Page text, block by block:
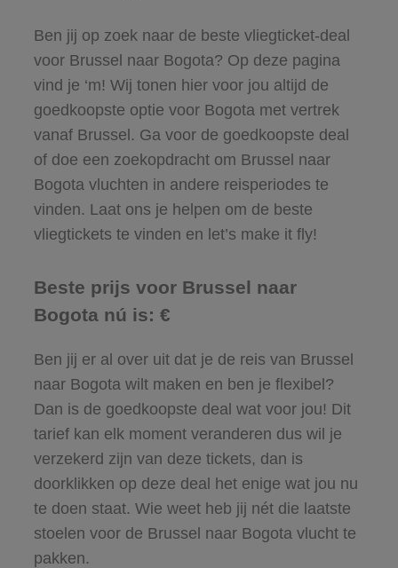
Ben jij op zoek naar de beste vliegticket-deal
voor Brussel naar Bogota? Op deze pagina
vind je ‘m! Wij tonen hier voor jou altijd de
goedkoopste optie voor Bogota met vertrek
vanaf Brussel. Ga voor de goedkoopste deal
of doe een zoekopdracht om Brussel naar
Bogota vluchten in andere reisperiodes te
vinden. Laat ons je helpen om de beste
vliegtickets te vinden en let’s make it fly!
Beste prijs voor Brussel naar
Bogota nú is: €
Ben jij er al over uit dat je de reis van Brussel
naar Bogota wilt maken en ben je flexibel?
Dan is de goedkoopste deal wat voor jou! Dit
tarief kan elk moment veranderen dus wil je
verzekerd zijn van deze tickets, dan is
doorklikken op deze deal het enige wat jou nu
te doen staat. Wie weet heb jij nét die laatste
stoelen voor de Brussel naar Bogota vlucht te
pakken.